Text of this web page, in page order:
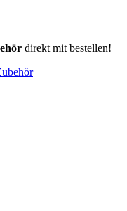
direkt mit bestellen!